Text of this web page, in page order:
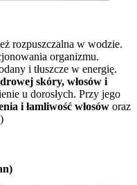
rozpuszczalna w wodzie.
organizmu.
i tłuszcze w energię.
skóry, włosów i
u dorosłych. Przy jego
i łamliwość włosów oraz
)